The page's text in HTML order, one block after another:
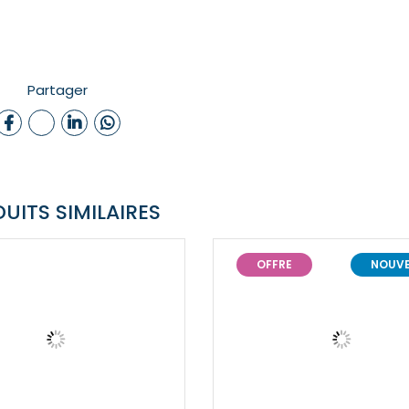
Partager
SIMILAIRES
OFFRE